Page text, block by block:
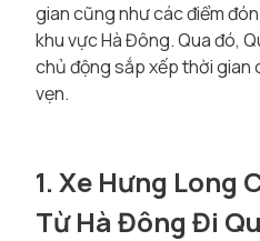
gian cũng như các điểm
khu vực Hà Đông. Qua đó,
chủ động sắp xếp thời gian
vẹn.
1. Xe Hưng Long
Từ Hà Đông Đi